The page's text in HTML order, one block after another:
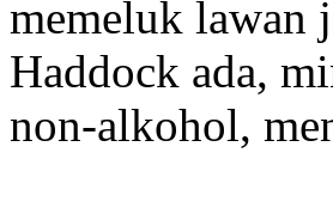
memeluk lawan
Haddock ada,
non-alkohol,